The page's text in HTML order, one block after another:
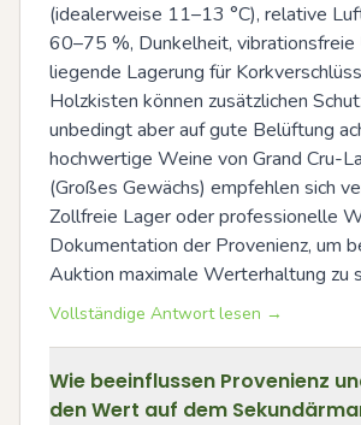
(idealerweise 11–13 °C), relative
60–75 %, Dunkelheit, vibrationsfreie
liegende Lagerung für
Holzkisten können zusätzlichen
unbedingt aber auf gute Belüftung
hochwertige Weine von Grand Cru-
(Großes Gewächs) empfehlen sich
Zollfreie Lager oder professionelle
Dokumentation der Provenienz, um
Auktion maximale Werterhaltung zu
Vollständige Antwort lesen →
Wie beeinflussen Provenienz
den Wert auf dem